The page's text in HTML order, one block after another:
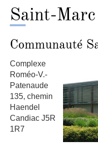
Saint-Marc
Communauté
Complexe
Roméo-V.-
Patenaude
135, chemin
Haendel
Candiac J5R
1R7